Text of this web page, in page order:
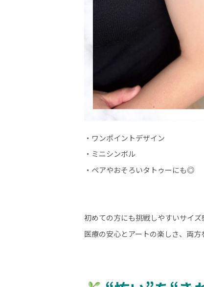
・ワンポイントデザイン
・ミニシンボル
・ペアやおそろいタトゥーにも◎
初めての方にも挑戦しやすいサイズ
医療の安心とアートの楽しさ、両